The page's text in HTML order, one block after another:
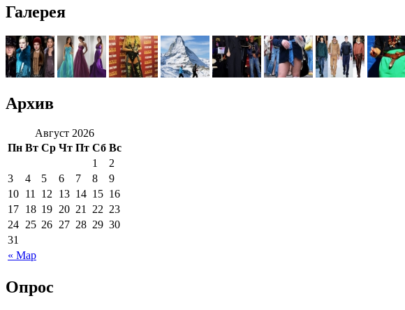
Галерея
Архив
Август 2026
Пн Вт Ср Чт Пт Сб Вс
« Мар
1
2
3
4 5 6 7 8
9
10 11 12 13 14 15 16
17 18 19 20 21 22 23
24 25 26 27 28 29 30
31
Опрос